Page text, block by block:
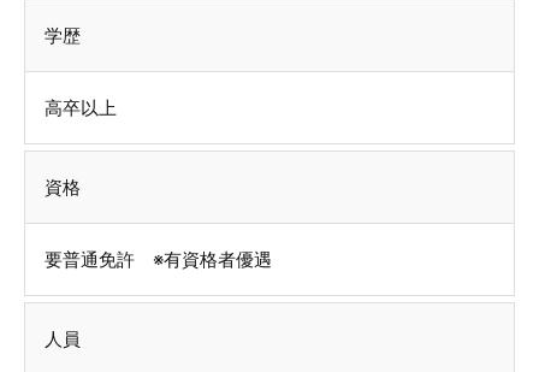
学歴
高卒以上
資格
要普通免許 ※有資格者優遇
人員